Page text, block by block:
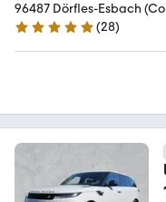
Vertragspartner
96487 Dörfles-Esbach
5 Sterne
(28)